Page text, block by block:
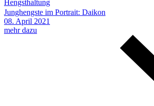
Hengsthaltung
Junghengste im Portrait: Daikon
08. April 2021
mehr dazu